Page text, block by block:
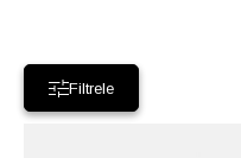
Filtrele